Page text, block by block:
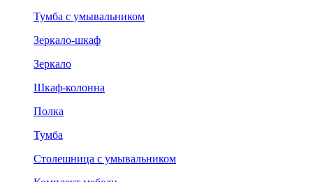
Тумба с умывальником
Зеркало-шкаф
Зеркало
Шкаф-колонна
Полка
Тумба
Столешница с умывальником